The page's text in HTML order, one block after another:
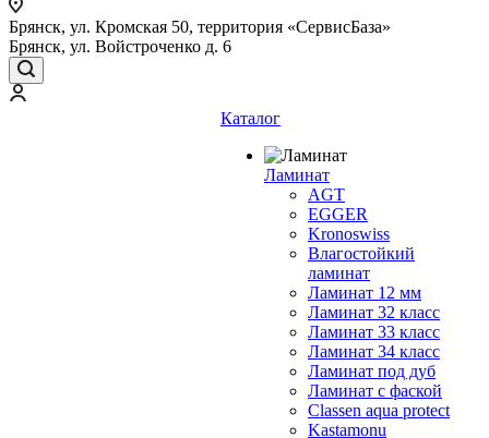
Брянск, ул. Кромская 50, территория «СервисБаза»
Брянск, ул. Войстроченко д. 6
Каталог
Ламинат
AGT
EGGER
Kronoswiss
Влагостойкий
ламинат
Ламинат 12 мм
Ламинат 32 класс
Ламинат 33 класс
Ламинат 34 класс
Ламинат под дуб
Ламинат с фаской
Classen aqua protect
Kastamonu